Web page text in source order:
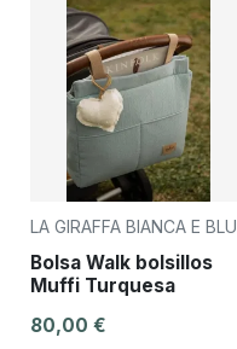
LA GIRAFFA BIANCA E BLU
Bolsa Walk bolsillos
Muffi Turquesa
80,00 €